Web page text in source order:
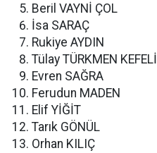
Beril VAYNİ ÇOL
İsa SARAÇ
Rukiye AYDIN
Tülay TÜRKMEN KEFELİ
Evren SAĞRA
Ferudun MADEN
Elif YİĞİT
Tarık GÖNÜL
Orhan KILIÇ